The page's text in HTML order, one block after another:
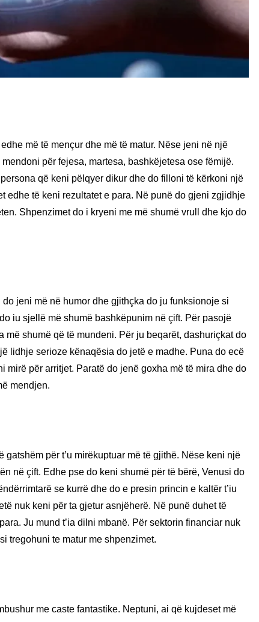
më të mençur dhe më të matur. Nëse jeni në një
për fejesa, martesa, bashkëjetesa ose fëmijë.
që keni pëlqyer dikur dhe do filloni të kërkoni një
edhe të keni rezultatet e para. Në punë do gjeni zgjidhje
Shpenzimet do i kryeni me më shumë vrull dhe kjo do
jeni më në humor dhe gjithçka do ju funksionoje si
iu sjellë më shumë bashkëpunim në çift. Për pasojë
shumë që të mundeni. Për ju beqarët, dashuriçkat do
lidhje serioze kënaqësia do jetë e madhe. Puna do ecë
për arritjet. Paratë do jenë goxha më të mira dhe do
mendjen.
për t’u mirëkuptuar më të gjithë. Nëse keni një
në çift. Edhe pse do keni shumë për të bërë, Venusi do
se kurrë dhe do e presin princin e kaltër t’iu
nuk keni për ta gjetur asnjëherë. Në punë duhet të
Ju mund t’ia dilni mbanë. Për sektorin financiar nuk
tregohuni te matur me shpenzimet.
me caste fantastike. Neptuni, ai që kujdeset më